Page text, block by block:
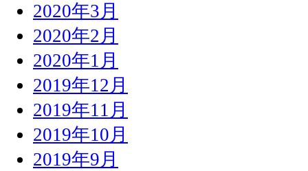
2020年3月
2020年2月
2020年1月
2019年12月
2019年11月
2019年10月
2019年9月